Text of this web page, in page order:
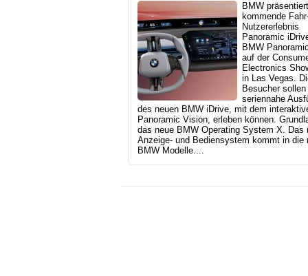
BMW
kommende
Nutzererlebnis
Panoramic
BMW
auf der
Electronics
in Las Vegas.
Besucher sollen
seriennahe
des neuen BMW iDrive, mit dem
Panoramic Vision, erleben können.
das neue BMW Operating System X. Das
Anzeige- und Bediensystem kommt in die
BMW Modelle....